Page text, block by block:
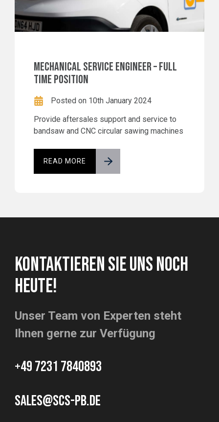
MECHANICAL SERVICE ENGINEER – FULL
TIME POSITION
Posted on 10th January 2024
Provide aftersales support and service to
bandsaw and CNC circular sawing machines
READ MORE
KONTAKTIEREN SIE UNS NOCH
HEUTE!
Unser Team von Experten steht
Ihnen gerne zur Verfügung
+49 7231 7840893
sales@scs-pb.de